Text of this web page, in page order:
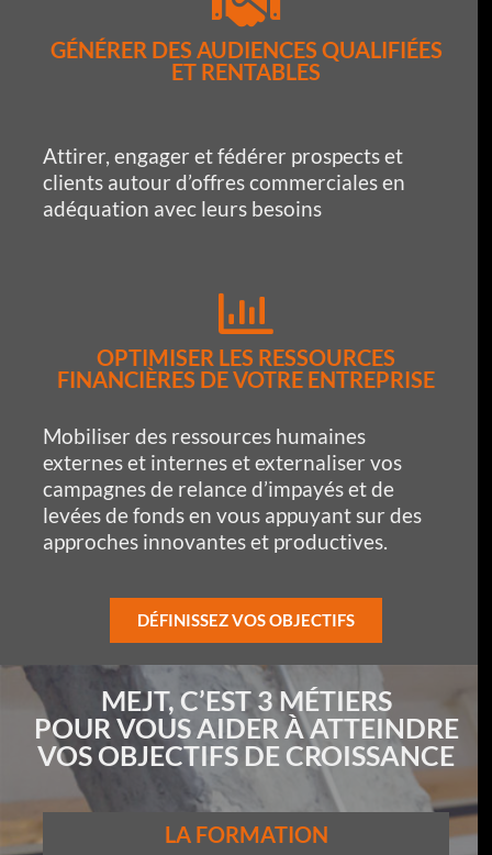
GÉNÉRER DES AUDIENCES QUALIFIÉES
ET RENTABLES
Attirer, engager et fédérer prospects et
clients autour d’offres commerciales en
adéquation avec leurs besoins
OPTIMISER LES RESSOURCES
FINANCIÈRES DE VOTRE ENTREPRISE
Mobiliser des ressources humaines
externes et internes et externaliser vos
campagnes de relance d’impayés et de
levées de fonds en vous appuyant sur des
approches innovantes et productives.
DÉFINISSEZ VOS OBJECTIFS
MEJT, C’EST 3 MÉTIERS
POUR VOUS AIDER À ATTEINDRE
VOS OBJECTIFS DE CROISSANCE
LA FORMATION